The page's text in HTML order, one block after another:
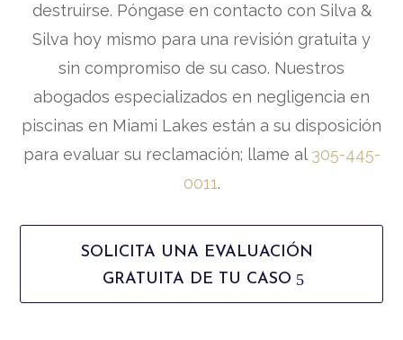
destruirse. Póngase en contacto con Silva &
Silva hoy mismo para una revisión gratuita y
sin compromiso de su caso. Nuestros
abogados especializados en negligencia en
piscinas en Miami Lakes están a su disposición
para evaluar su reclamación; llame al 305-445-
0011.
SOLICITA UNA EVALUACIÓN
GRATUITA DE TU CASO